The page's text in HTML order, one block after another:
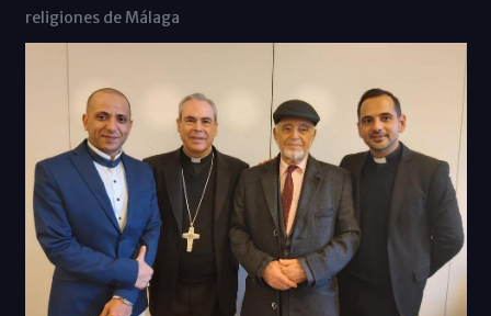
religiones de Málaga